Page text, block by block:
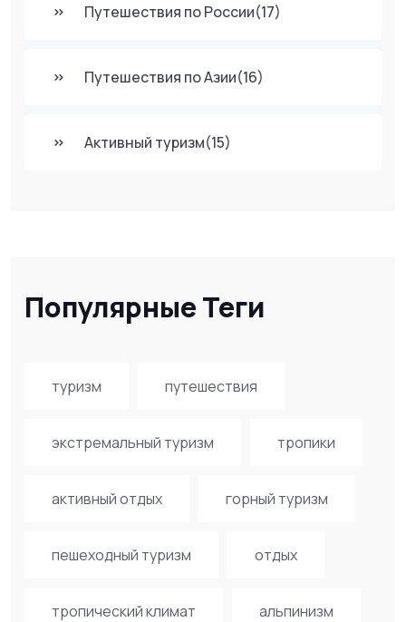
Путешествия по России(17)
Путешествия по Азии(16)
Активный туризм(15)
Популярные Теги
туризм путешествия
экстремальный туризм тропики
активный отдых горный туризм
пешеходный туризм отдых
тропический климат альпинизм